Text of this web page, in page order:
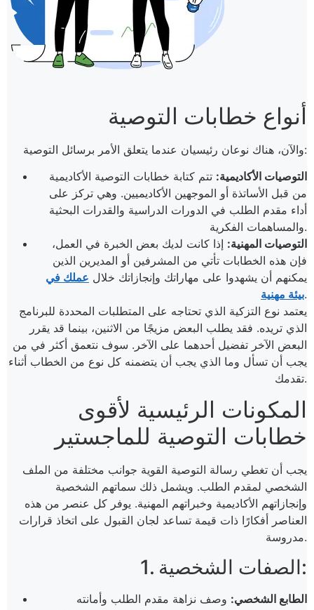
أنواع خطابات التوصية
والآن، هناك نوعان رئيسيان عندما يتعلق الأمر برسائل التوصية:
التوصيات الأكاديمية: تتم كتابة خطابات التوصية الأكاديمية
من قبل الأساتذة أو الموجهين الأكاديميين. وهي تركز على
أداء مقدم الطلب في الدورات الدراسية والقدرات البحثية
والمساهمات الفكرية.
التوصيات المهنية: إذا كانت لديك بعض الخبرة في العمل،
فإن هذه الخطابات تأتي من المشرفين أو المديرين الذين
يمكنهم أن يشهدوا على مهاراتك وإنجازاتك خلال عملك في
بيئة مهنية.
يعتمد نوع التزكية الذي تحتاجه على المتطلبات المحددة للبرنامج
الذي تريده. فقد يطلب البعض مزيجًا من الاثنين، بينما قد يقرر
البعض الآخر تفضيل أحدهما على الآخر. سوف نتعمق أكثر في من
يجب أن تسأل وما الذي يجب أن يتضمنه كل نوع من الخطاب أثناء
تقدمك.
المكونات الرئيسية لأقوى
خطابات التوصية للماجستير
يجب أن تغطي رسالة التوصية القوية جوانب مختلفة من الملف
الشخصي لمقدم الطلب. ويشمل ذلك سماتهم الشخصية
وإنجازاتهم الأكاديمية وخبراتهم المهنية. يوفر كل عنصر من هذه
العناصر أفكارًا ذات قيمة تساعد لجان القبول على اتخاذ قرارات
مدروسة.
1. الصفات الشخصية:
الطابع الشخصي: وصف نزاهة مقدم الطلب وأمانته